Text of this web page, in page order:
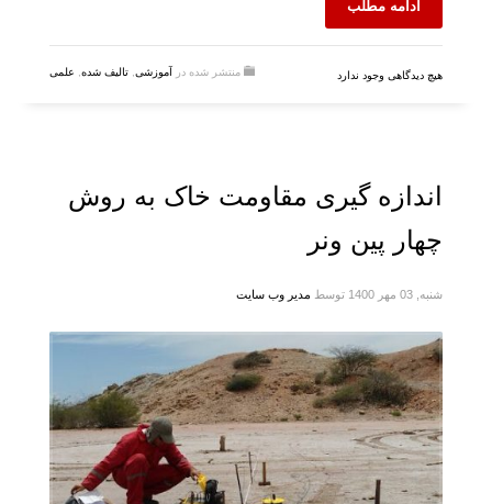
ادامه مطلب
منتشر شده در آموزشی تالیف شده علمی هیچ دیدگاهی وجود ندارد
اندازه گیری مقاومت خاک به روش
چهار پین ونر
شنبه, 03 مهر 1400 توسط مدیر وب سایت